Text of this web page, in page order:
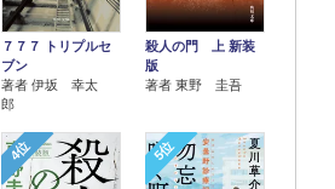
７７７ トリプルセ
ブン
著者 伊坂 幸太
郎
殺人の門 上 新装
版
著者 東野 圭吾
4位 5位